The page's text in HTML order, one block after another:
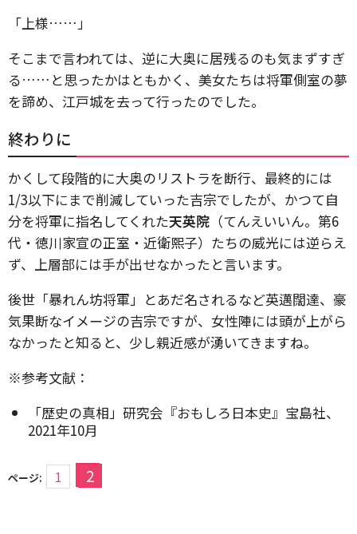
「上様……」
そこまで言われては、逆に大奥に居残るのも気まずすぎ
る……と思ったかはともかく、美女たちは将軍側室の夢
を諦め、江戸城を去って行ったのでした。
終わりに
かくして段階的に大奥のリストラを断行、最終的には
1/3以下にまで削減していった吉宗でしたが、かつて自
分を将軍に指名してくれた天英院 （てんえいいん。第6
代・徳川家宣の正室・近衛熙子）たちの威光には逆らえ
ず、上層部には手が出せなかったと言います。
後世「暴れん坊将軍」とあだ名されるなど英邁闊達、豪
気果断なイメージの吉宗ですが、女性陣には頭が上がら
なかったと知ると、少し親近感が湧いてきますね。
※参考文献：
「歴史の真相」研究会『おもしろ日本史』宝島社、
2021年10月
ページ: 1 2